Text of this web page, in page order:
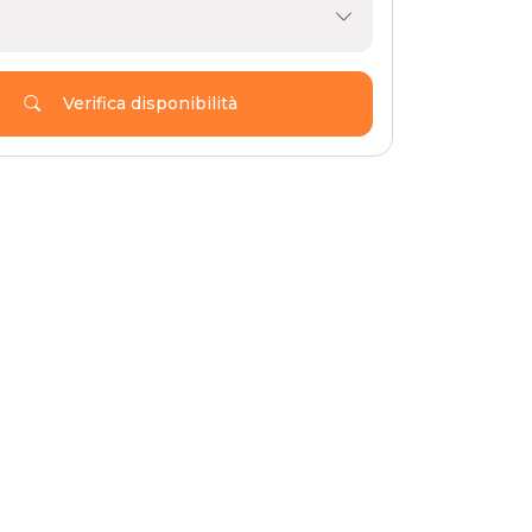
Verifica disponibilità